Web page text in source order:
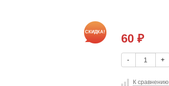
СКИДКА! 60 ₽
- +
К сравнению